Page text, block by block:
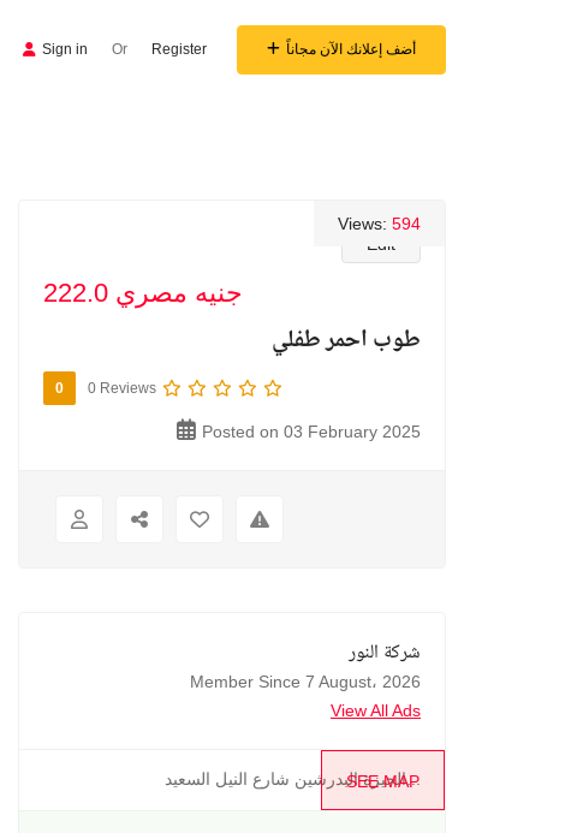
Sign in Or Register أضف إعلانك الآن مجاناً
Edit
Views: 594
222.0 جنيه مصري
طوب احمر طفلي
0 0 Reviews
Posted on 03 February 2025
شركة النور
Member Since 7 August، 2026
View All Ads
SEE MAP
الجيزة البدرشين شارع النيل السعيد...